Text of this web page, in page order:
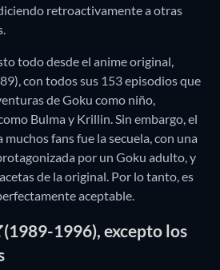
retroactivamente a otras
todo desde el anime original,
con todos sus 153 episodios que
de Goku como niño,
Bulma y Krillin. Sin embargo, el
fans fue la secuela, con una
por un Goku adulto, y
de la original. Por lo tanto, es
aceptable.
(1989-1996), excepto los